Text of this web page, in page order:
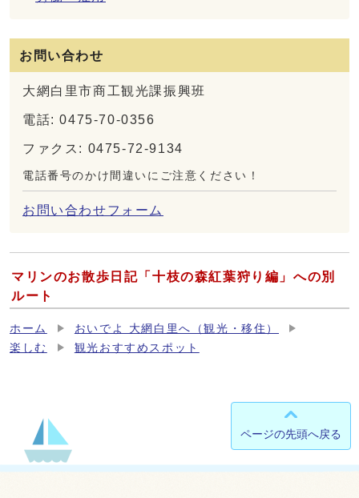
お問い合わせ
大網白里市商工観光課振興班
電話: 0475-70-0356
ファクス: 0475-72-9134
電話番号のかけ間違いにご注意ください！
お問い合わせフォーム
マリンのお散歩日記「十枝の森紅葉狩り編」への別
ルート
ホーム
おいでよ 大網白里へ（観光・移住）
楽しむ
観光おすすめスポット
ページの先頭へ戻る